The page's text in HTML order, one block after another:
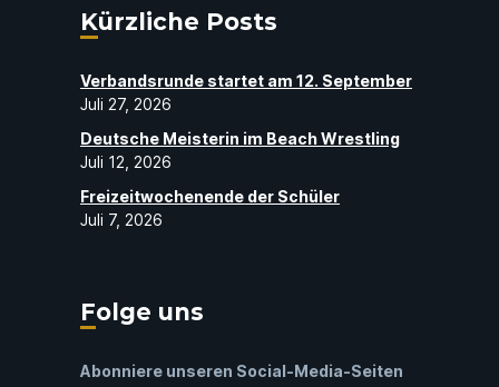
Kürzliche Posts
Verbandsrunde startet am 12. September
Juli 27, 2026
Deutsche Meisterin im Beach Wrestling
Juli 12, 2026
Freizeitwochenende der Schüler
Juli 7, 2026
Folge uns
Abonniere unseren Social-Media-Seiten